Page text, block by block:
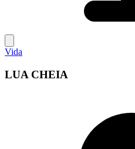
Vida
LUA CHEIA